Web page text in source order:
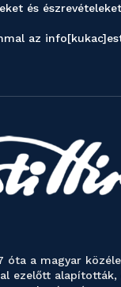
és
az
óta a magyar
ezelőtt alapították,